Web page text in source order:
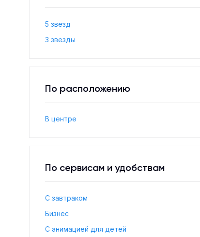
5 звезд
3 звезды
По расположению
В центре
По сервисам и удобствам
С завтраком
Бизнес
С анимацией для детей